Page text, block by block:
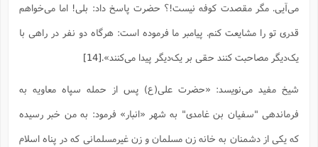
می‌آیی. مگر مقصدت کوفه نیست!؟ حضرت پاسخ داد: بلی! اما می‌خواهم
قدری تو را مشایعت کنم. پیامبر ما فرموده است: هرگاه دو نفر در راهی با
یک‌دیگر مصاحبت کنند حقی بر یک‌دیگر پیدا می‌کنند».[14]
شیخ مفید می‌نویسد: «حضرت علی(ع) پس از حمله سپاه معاویه به
فرماندهی "سفیان بن غامدی" به شهر «انبار» فرمود: به من خبر رسیده
که یکی از دشمنان به خانه زن مسلمان و زن غیرمسلمانی که در پناه اسلام